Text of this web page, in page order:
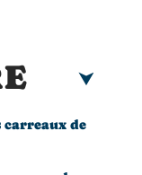
carreaux de